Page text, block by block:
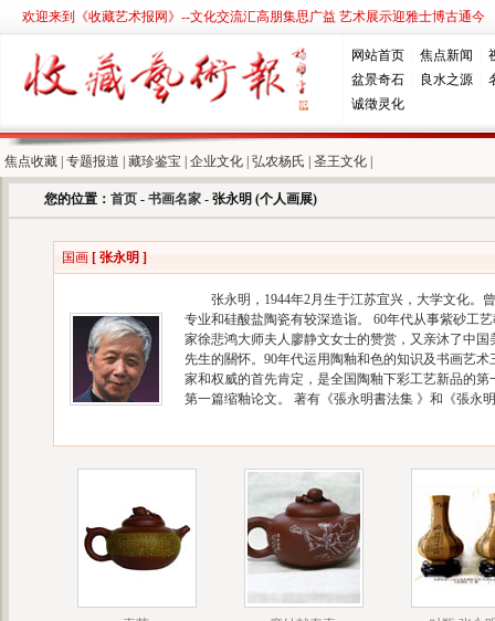
欢迎来到《收藏艺术报网》--文化交流汇高朋集思广益 艺术展示迎雅士博古通今
网站首页 焦点新闻
盆景奇石
良水之源
诚徵灵化
焦点收藏 专题报道 藏珍鉴宝 企业文化 弘农杨氏 圣王文化
您的位置： 首页 - 书画名家 - 张永明 (个人画展)
国画 [ 张永明 ]
张永明，1944年2月生于江苏宜兴，大学文化。
专业和硅酸盐陶瓷有较深造诣。 60年代从事紫砂工
家徐悲鸿大师夫人廖静文女士的赞赏，又亲沐了中
先生的關怀。90年代运用陶釉和色的知识及书画艺
家和权威的首先肯定，是全国陶釉下彩工艺新品的
第一篇缩釉论文。 著有《張永明書法集 》和《張永